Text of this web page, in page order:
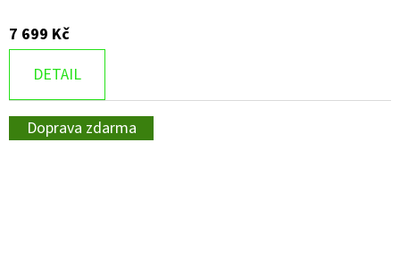
7 699 Kč
DETAIL
Doprava zdarma